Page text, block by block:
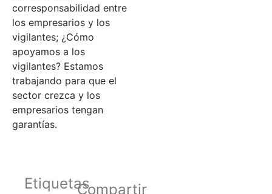
corresponsabilidad entre
los empresarios y los
vigilantes; ¿Cómo
apoyamos a los
vigilantes? Estamos
trabajando para que el
sector crezca y los
empresarios tengan
garantías.
EtiquetasCompartir